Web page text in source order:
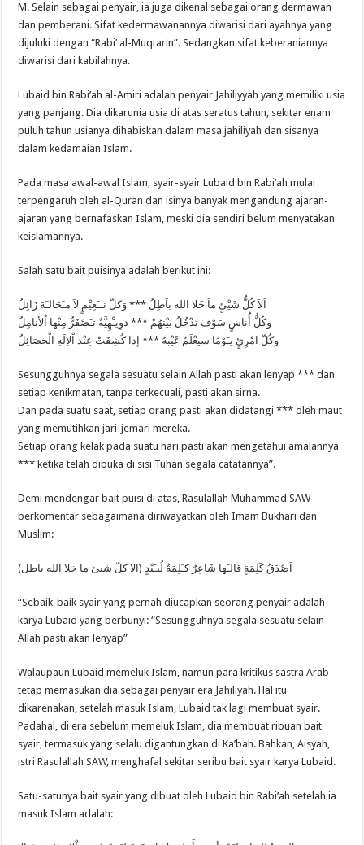
M. Selain sebagai penyair, ia juga dikenal sebagai orang dermawan
dan pemberani. Sifat kedermawanannya diwarisi dari ayahnya yang
dijuluki dengan “Rabi’ al-Muqtarin”. Sedangkan sifat keberaniannya
diwarisi dari kabilahnya.
Lubaid bin Rabi’ah al-Amiri adalah penyair Jahiliyyah yang memiliki usia
yang panjang. Dia dikarunia usia di atas seratus tahun, sekitar enam
puluh tahun usianya dihabiskan dalam masa jahiliyah dan sisanya
dalam kedamaian Islam.
Pada masa awal-awal Islam, syair-syair Lubaid bin Rabi’ah mulai
terpengaruh oleh al-Quran dan isinya banyak mengandung ajaran-
ajaran yang bernafaskan Islam, meski dia sendiri belum menyatakan
keislamannya.
Salah satu bait puisinya adalah berikut ini:
اَلاَ كُلُّ شَيْئٍ ماَ خَلا الله باَطِلُ *** وَكلّ نــَعِيْمٍ لاَ مـَحَالـَةَ زَائِلُ
وكُلُّ أُناسٍ سَوْفَ تَدْخُلُ بَيْنَهُمْ *** دَوِيـْهِيَّةٌ تـَصْفَرُّ مِنْها اْلأنامِلُ
وكُلّ امْرِئٍ يـَوْمًا سيَعْلَمُ غَيْبَهُ *** إذا كُشِفَتْ عِنْد اْلاِلَهِ الْحَصَائِلُ
Sesungguhnya segala sesuatu selain Allah pasti akan lenyap *** dan
setiap kenikmatan, tanpa terkecuali, pasti akan sirna.
Dan pada suatu saat, setiap orang pasti akan didatangi *** oleh maut
yang memutihkan jari-jemari mereka.
Setiap orang kelak pada suatu hari pasti akan mengetahui amalannya
*** ketika telah dibuka di sisi Tuhan segala catatannya”.
Demi mendengar bait puisi di atas, Rasulallah Muhammad SAW
berkomentar sebagaimana diriwayatkan oleh Imam Bukhari dan
Muslim:
اَصْدَقُ كَلِمَةٍ قَالـَها شَاعِرٌ كـَلِمَةُ لُبـَيْدٍ (الا كلّ شيئ ما خلا الله باطل)
“Sebaik-baik syair yang pernah diucapkan seorang penyair adalah
karya Lubaid yang berbunyi: “Sesungguhnya segala sesuatu selain
Allah pasti akan lenyap”
Walaupaun Lubaid memeluk Islam, namun para kritikus sastra Arab
tetap memasukan dia sebagai penyair era Jahiliyah. Hal itu
dikarenakan, setelah masuk Islam, Lubaid tak lagi membuat syair.
Padahal, di era sebelum memeluk Islam, dia membuat ribuan bait
syair, termasuk yang selalu digantungkan di Ka’bah. Bahkan, Aisyah,
istri Rasulallah SAW, menghafal sekitar seribu bait syair karya Lubaid.
Satu-satunya bait syair yang dibuat oleh Lubaid bin Rabi’ah setelah ia
masuk Islam adalah: